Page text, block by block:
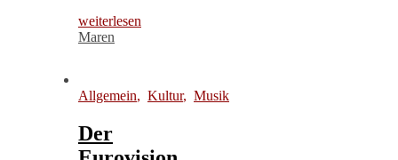
weiterlesen
Maren
Allgemein, Kultur, Musik
Der